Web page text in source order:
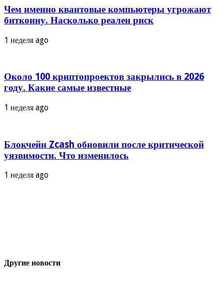
Чем именно квантовые компьютеры угрожают
биткоину. Насколько реален риск
1 неделя ago
Около 100 криптопроектов закрылись в 2026
году. Какие самые известные
1 неделя ago
Блокчейн Zcash обновили после критической
уязвимости. Что изменилось
1 неделя ago
Другие новости